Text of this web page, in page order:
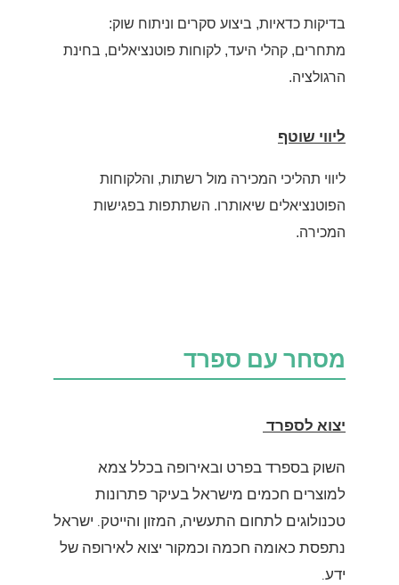
בדיקות כדאיות, ביצוע סקרים וניתוח שוק:
מתחרים, קהלי היעד, לקוחות פוטנציאלים, בחינת
הרגולציה.
ליווי שוטף
ליווי תהליכי המכירה מול רשתות, והלקוחות
הפוטנציאלים שיאותרו. השתתפות בפגישות
המכירה.
מסחר עם ספרד
יצוא לספרד
השוק בספרד בפרט ובאירופה בכלל צמא
למוצרים חכמים מישראל בעיקר פתרונות
טכנולוגים לתחום התעשיה, המזון והייטק. ישראל
נתפסת כאומה חכמה וכמקור יצוא לאירופה של
ידע.